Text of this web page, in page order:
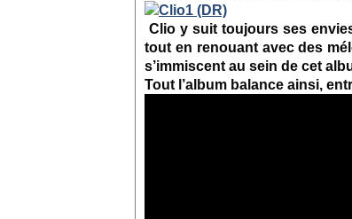
Clioy suit toujours ses
tout en renouant avec des
s’immiscent au sein de cet
Tout l’album balance ainsi,